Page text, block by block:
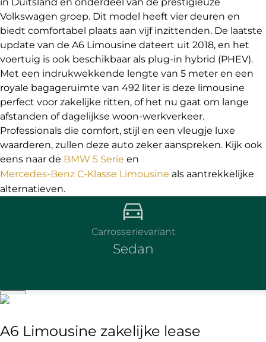
Volkswagen groep. Dit model heeft vier deuren en
biedt comfortabel plaats aan vijf inzittenden. De laatste
update van de A6 Limousine dateert uit 2018, en het
voertuig is ook beschikbaar als plug-in hybrid (PHEV).
Met een indrukwekkende lengte van 5 meter en een
royale bagageruimte van 492 liter is deze limousine
perfect voor zakelijke ritten, of het nu gaat om lange
afstanden of dagelijkse woon-werkverkeer.
Professionals die comfort, stijl en een vleugje luxe
waarderen, zullen deze auto zeker aanspreken. Kijk ook
eens naar de BMW 5 Serie en
Mercedes-Benz C-Klasse Limousine als aantrekkelijke
alternatieven.
Carrosserievariant
Sedan
A6 Limousine zakelijke lease